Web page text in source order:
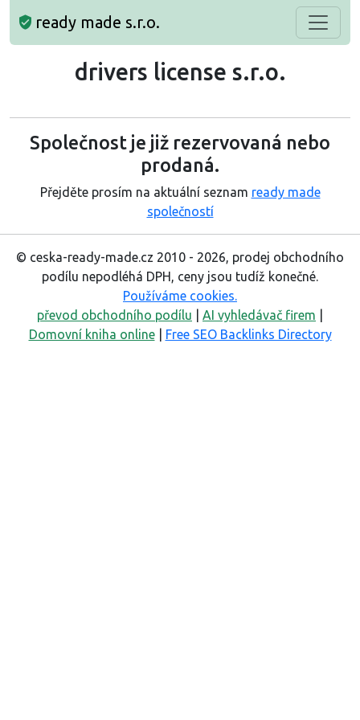
ready made s.r.o.
drivers license s.r.o.
Společnost je již rezervovaná nebo
prodaná.
Přejděte prosím na aktuální seznam ready made
společností
© ceska-ready-made.cz 2010 - 2026, prodej obchodního
podílu nepodléhá DPH, ceny jsou tudíž konečné.
Používáme cookies.
převod obchodního podílu
AI vyhledávač firem
Domovní kniha online| Free SEO Backlinks Directory